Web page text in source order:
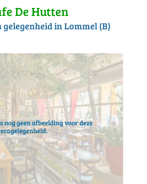
De Hutten
gelegenheid in Lommel (B)